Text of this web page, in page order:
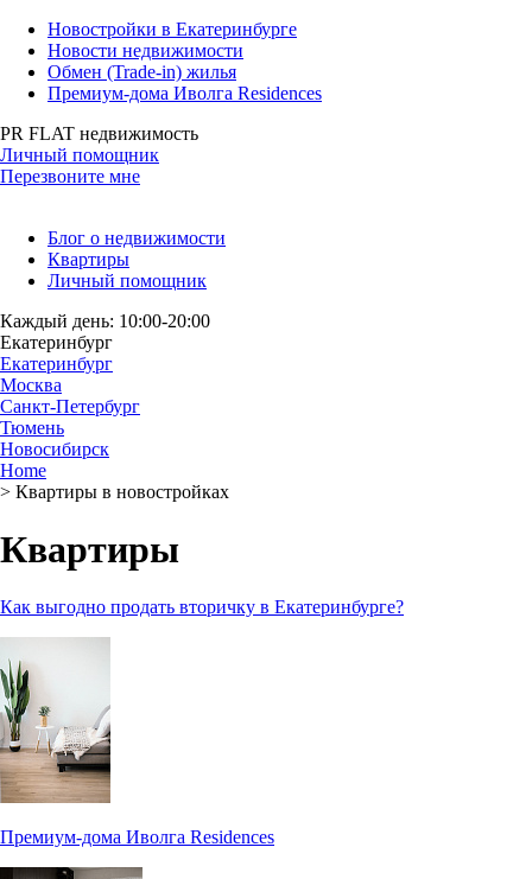
Новостройки в Екатеринбурге
Новости недвижимости
Обмен (Trade-in) жилья
Премиум-дома Иволга Residences
PR FLAT недвижимость
Личный помощник
Перезвоните мне
Блог о недвижимости
Квартиры
Личный помощник
Каждый день: 10:00-20:00
Екатеринбург
Екатеринбург
Москва
Санкт-Петербург
Тюмень
Новосибирск
Home
> Квартиры в новостройках
Квартиры
Как выгодно продать вторичку в Екатеринбурге?
Премиум-дома Иволга Residences